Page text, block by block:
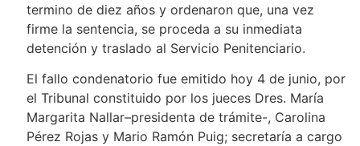
termino de diez años y ordenaron que, una vez
firme la sentencia, se proceda a su inmediata
detención y traslado al Servicio Penitenciario.
El fallo condenatorio fue emitido hoy 4 de junio, por
el Tribunal constituido por los jueces Dres. María
Margarita Nallar–presidenta de trámite-, Carolina
Pérez Rojas y Mario Ramón Puig; secretaría a cargo